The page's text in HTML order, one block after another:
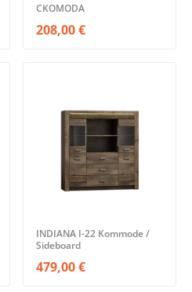
CKOMODA
208,00 €
INDIANA I-22 Kommode /
Sideboard
479,00 €